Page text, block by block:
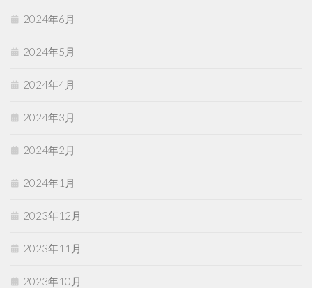
2024年6月
2024年5月
2024年4月
2024年3月
2024年2月
2024年1月
2023年12月
2023年11月
2023年10月